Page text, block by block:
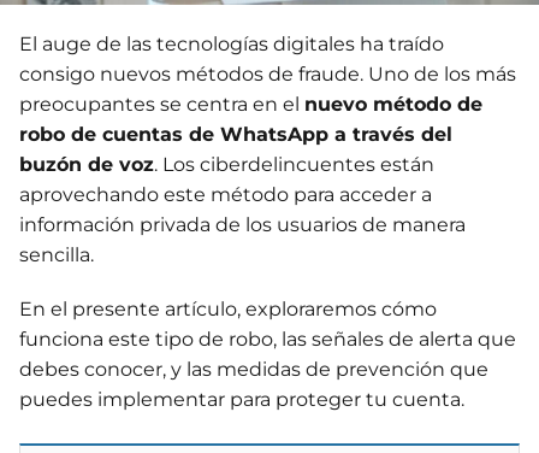
El auge de las tecnologías digitales ha traído
consigo nuevos métodos de fraude. Uno de los más
preocupantes se centra en el nuevo método de
robo de cuentas de WhatsApp a través del
buzón de voz. Los ciberdelincuentes están
aprovechando este método para acceder a
información privada de los usuarios de manera
sencilla.
En el presente artículo, exploraremos cómo
funciona este tipo de robo, las señales de alerta que
debes conocer, y las medidas de prevención que
puedes implementar para proteger tu cuenta.